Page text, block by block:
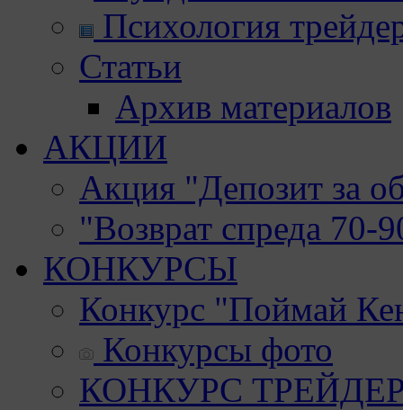
Психология
Статьи
Архив материалов
АКЦИИ
Акция "Депозит за
"Возврат спреда 70-
КОНКУРСЫ
Конкурс "Поймай
Конкурсы фото
КОНКУРС